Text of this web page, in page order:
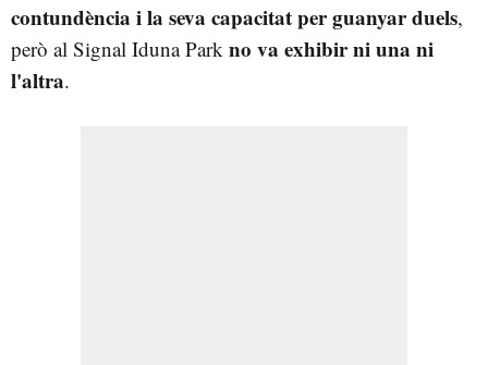
contundència i la seva capacitat per guanyar duels,
però al Signal Iduna Park no va exhibir ni una ni
l'altra.